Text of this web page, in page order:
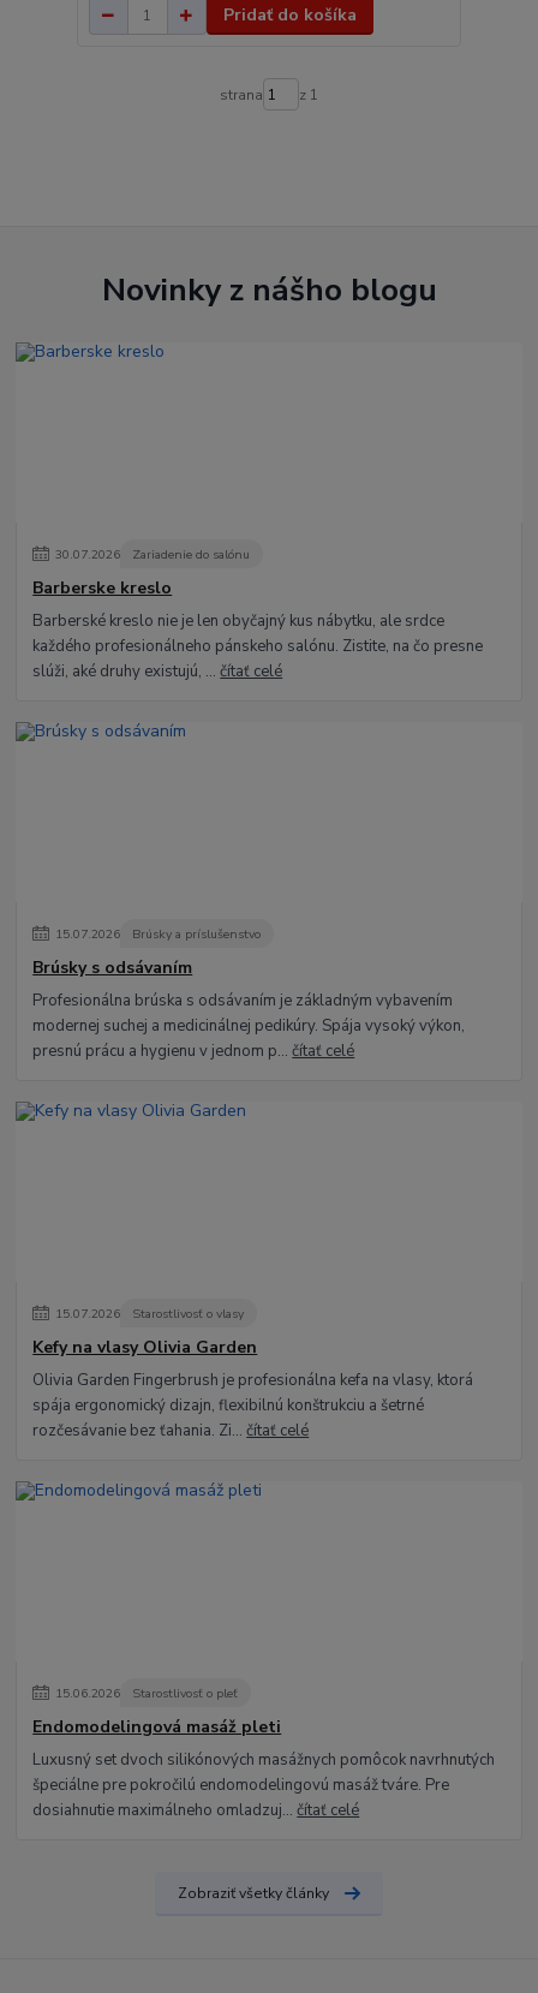
Pridať do košíka
strana z 1
Novinky z nášho blogu
30.07.2026 Zariadenie do salónu
Barberske kreslo
Barberské kreslo nie je len obyčajný kus nábytku, ale srdce
každého profesionálneho pánskeho salónu. Zistite, na čo presne
slúži, aké druhy existujú, ...čítať celé
15.07.2026 Brúsky a príslušenstvo
Brúsky s odsávaním
Profesionálna brúska s odsávaním je základným vybavením
modernej suchej a medicinálnej pedikúry. Spája vysoký výkon,
presnú prácu a hygienu v jednom p...čítať celé
15.07.2026 Starostlivosť o vlasy
Kefy na vlasy Olivia Garden
Olivia Garden Fingerbrush je profesionálna kefa na vlasy, ktorá
spája ergonomický dizajn, flexibilnú konštrukciu a šetrné
rozčesávanie bez ťahania. Zi...čítať celé
15.06.2026 Starostlivosť o pleť
Endomodelingová masáž pleti
Luxusný set dvoch silikónových masážnych pomôcok navrhnutých
špeciálne pre pokročilú endomodelingovú masáž tváre. Pre
dosiahnutie maximálneho omladzuj...čítať celé
Zobraziť všetky články